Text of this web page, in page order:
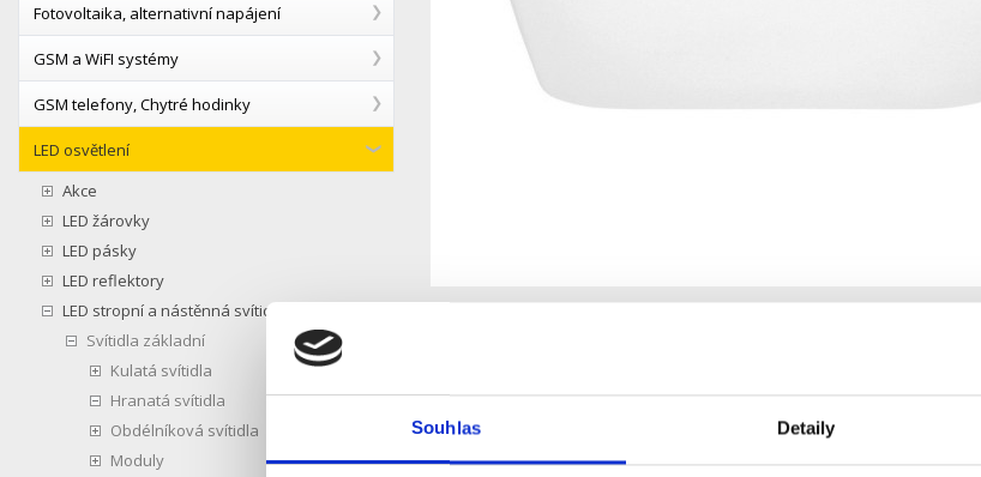
Souhlas Detaily
Fotovoltaika, alternativní napájení
GSM a WiFI systémy
GSM telefony, Chytré hodinky
LED osvětlení
Akce
LED žárovky
LED pásky
LED reflektory
LED stropní a nástěnná svítidla
Svítidla základní
Kulatá svítidla
Hranatá svítidla
Obdélníková svítidla
Moduly